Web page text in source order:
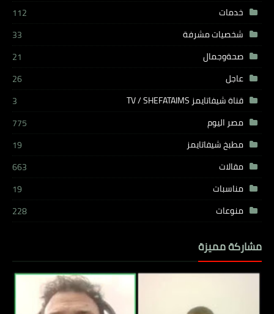
خدمات
112
شخصيات مشرفة
33
صحةوجمال
21
عاجل
26
قناة شيفاتايمز TV / SHEFATAIMS
3
مصر اليوم
775
مطبخ شيفاتايمز
19
مقالات
663
مناسبات
19
منوعات
228
مشاركة مميزة